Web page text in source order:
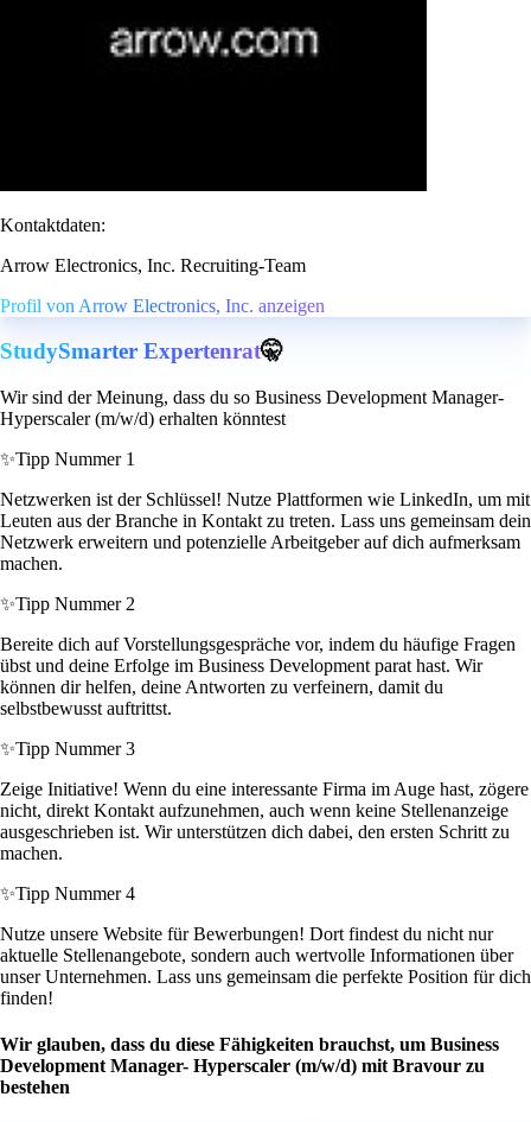
Kontaktdaten:
Arrow Electronics, Inc. Recruiting-Team
Profil von Arrow Electronics, Inc. anzeigen
StudySmarter Expertenrat🤫
Wir sind der Meinung, dass du so Business Development Manager-
Hyperscaler (m/w/d) erhalten könntest
✨Tipp Nummer 1
Netzwerken ist der Schlüssel! Nutze Plattformen wie LinkedIn, um mit
Leuten aus der Branche in Kontakt zu treten. Lass uns gemeinsam dein
Netzwerk erweitern und potenzielle Arbeitgeber auf dich aufmerksam
machen.
✨Tipp Nummer 2
Bereite dich auf Vorstellungsgespräche vor, indem du häufige Fragen
übst und deine Erfolge im Business Development parat hast. Wir
können dir helfen, deine Antworten zu verfeinern, damit du
selbstbewusst auftrittst.
✨Tipp Nummer 3
Zeige Initiative! Wenn du eine interessante Firma im Auge hast, zögere
nicht, direkt Kontakt aufzunehmen, auch wenn keine Stellenanzeige
ausgeschrieben ist. Wir unterstützen dich dabei, den ersten Schritt zu
machen.
✨Tipp Nummer 4
Nutze unsere Website für Bewerbungen! Dort findest du nicht nur
aktuelle Stellenangebote, sondern auch wertvolle Informationen über
unser Unternehmen. Lass uns gemeinsam die perfekte Position für dich
finden!
Wir glauben, dass du diese Fähigkeiten brauchst, um Business
Development Manager- Hyperscaler (m/w/d) mit Bravour zu
bestehen